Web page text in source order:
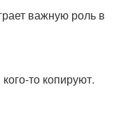
важную роль в
то копируют.